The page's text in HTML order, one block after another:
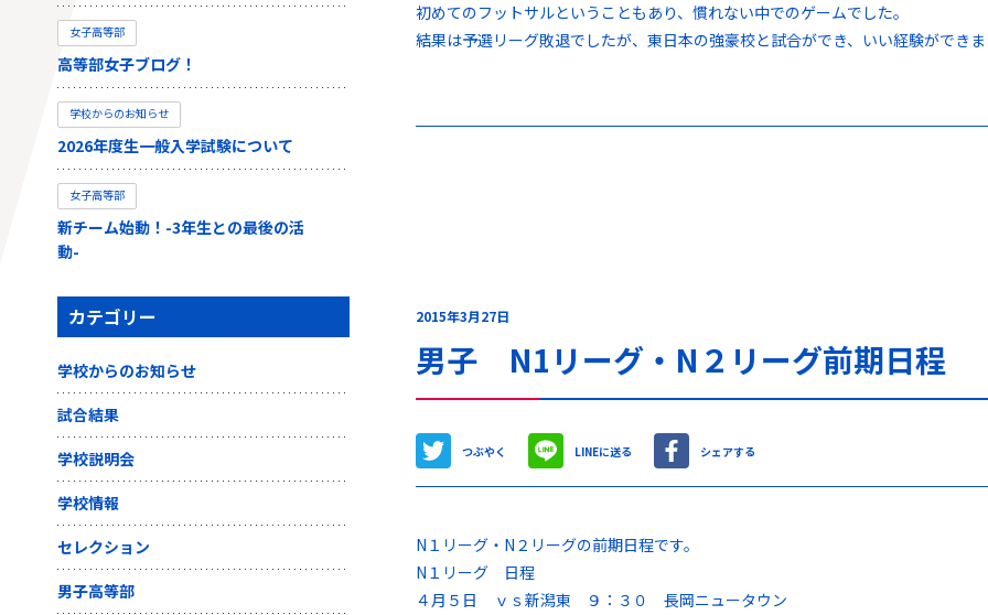
初めてのフットサルということもあり、慣れない中でのゲームでした。
結果は予選リーグ敗退でしたが、東日本の強豪校と試合ができ、いい経験ができま
2015年3月27日
男子 N1リーグ・N２リーグ前期日程
つぶやく LINEに送る シェアする
N１リーグ・N２リーグの前期日程です。
N１リーグ 日程
４月５日 ｖｓ新潟東 ９：３０ 長岡ニュータウン
女子高等部
高等部女子ブログ！
学校からのお知らせ
2026年度生一般入学試験について
女子高等部
新チーム始動！-3年生との最後の活
動-
カテゴリー
学校からのお知らせ
試合結果
学校説明会
学校情報
セレクション
男子高等部